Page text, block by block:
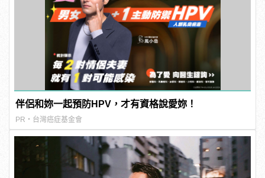
伴侶和妳一起預防HPV，才有資格說愛妳！
PR・台灣癌症基金會